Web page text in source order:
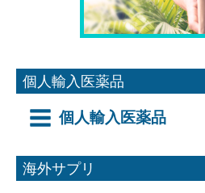
個人輸入医薬品
個人輸入医薬品
海外サプリ